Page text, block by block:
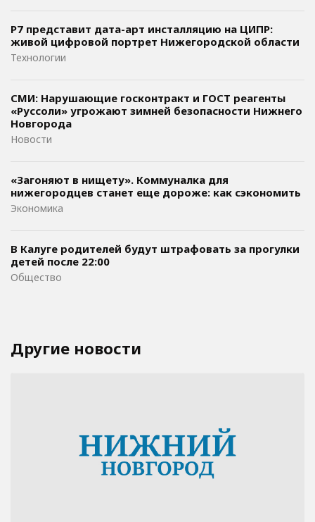
Р7 представит дата-арт инсталляцию на ЦИПР:
живой цифровой портрет Нижегородской области
Технологии
СМИ: Нарушающие госконтракт и ГОСТ реагенты
«Руссоли» угрожают зимней безопасности Нижнего
Новгорода
Новости
«Загоняют в нищету». Коммуналка для
нижегородцев станет еще дороже: как сэкономить
Экономика
В Калуге родителей будут штрафовать за прогулки
детей после 22:00
Общество
Другие новости